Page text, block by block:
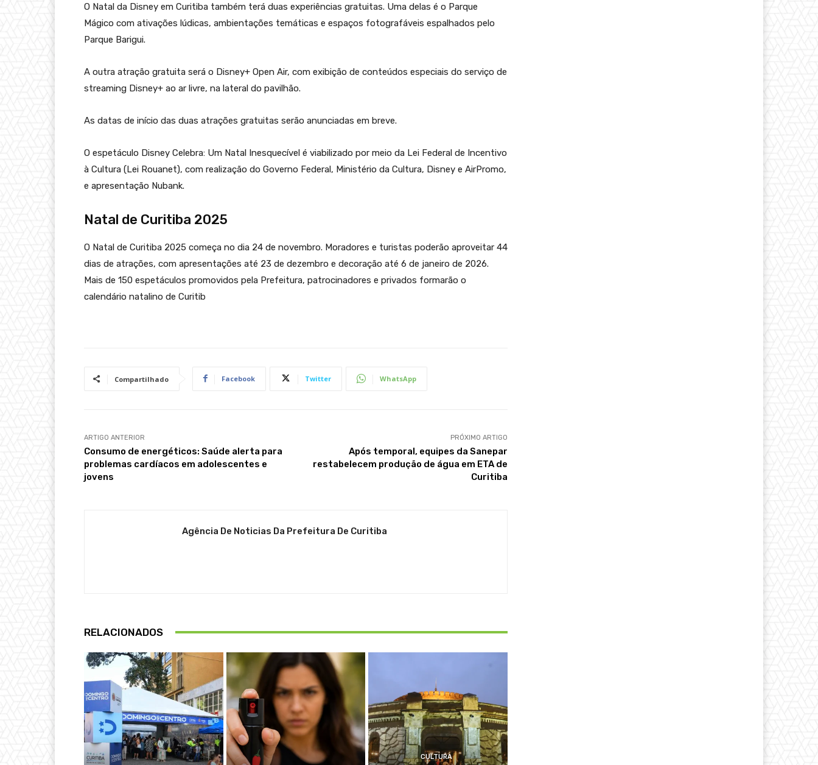
O Natal da Disney em Curitiba também terá duas experiências gratuitas. Uma delas é o Parque
Mágico com ativações lúdicas, ambientações temáticas e espaços fotografáveis espalhados pelo
Parque Barigui.
A outra atração gratuita será o Disney+ Open Air, com exibição de conteúdos especiais do serviço de
streaming Disney+ ao ar livre, na lateral do pavilhão.
As datas de início das duas atrações gratuitas serão anunciadas em breve.
O espetáculo Disney Celebra: Um Natal Inesquecível é viabilizado por meio da Lei Federal de Incentivo
à Cultura (Lei Rouanet), com realização do Governo Federal, Ministério da Cultura, Disney e AirPromo,
e apresentação Nubank.
Natal de Curitiba 2025
O Natal de Curitiba 2025 começa no dia 24 de novembro. Moradores e turistas poderão aproveitar 44
dias de atrações, com apresentações até 23 de dezembro e decoração até 6 de janeiro de 2026.
Mais de 150 espetáculos promovidos pela Prefeitura, patrocinadores e privados formarão o
calendário natalino de Curitib
Compartilhado Facebook Twitter WhatsApp
ARTIGO ANTERIOR
Consumo de energéticos: Saúde alerta para
problemas cardíacos em adolescentes e
jovens
PRÓXIMO ARTIGO
Após temporal, equipes da Sanepar
restabelecem produção de água em ETA de
Curitiba
Agência De Noticias Da Prefeitura De Curitiba
RELACIONADOS
CULTURA